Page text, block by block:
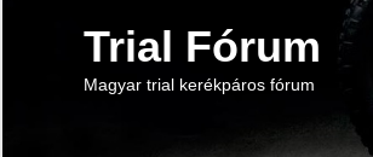
Trial Fórum
Magyar trial kerékpáros fórum